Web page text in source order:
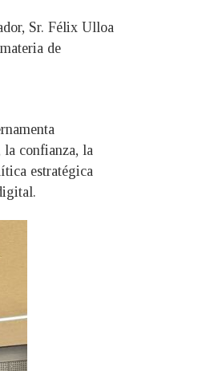
Sr. Félix Ulloa
de
confianza, la
estratégica